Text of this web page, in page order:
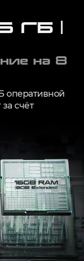
ГБ |
на 8
оперативной
счёт